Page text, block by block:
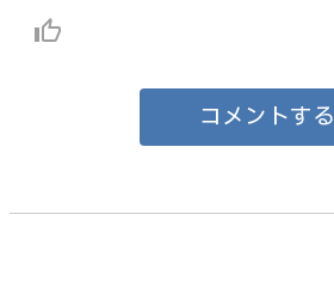
thumb_up_alt
コメントする